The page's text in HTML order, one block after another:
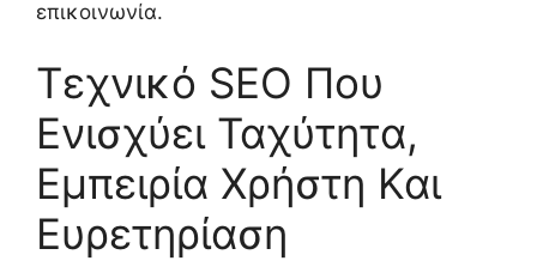
επικοινωνία.
Τεχνικό SEO Που
Ενισχύει Ταχύτητα,
Εμπειρία Χρήστη Και
Ευρετηρίαση